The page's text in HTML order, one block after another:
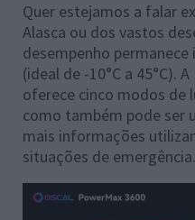
Quer estejamos a falar
Alasca ou dos vastos
desempenho permanece
(ideal de -10°C a 45°C).
oferece cinco modos de
como também pode ser
mais informações
situações de emergência.